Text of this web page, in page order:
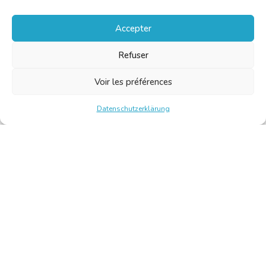
Accepter
Refuser
Voir les préférences
Datenschutzerklärung